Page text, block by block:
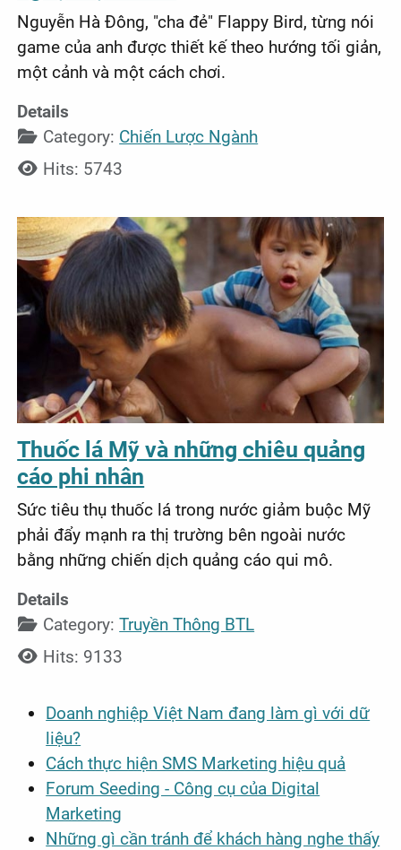
Nguyễn Hà Đông, "cha đẻ" Flappy Bird, từng nói
game của anh được thiết kế theo hướng tối giản,
một cảnh và một cách chơi.
Details
Category: Chiến Lược Ngành
Hits: 5743
Thuốc lá Mỹ và những chiêu quảng
cáo phi nhân
Sức tiêu thụ thuốc lá trong nước giảm buộc Mỹ
phải đẩy mạnh ra thị trường bên ngoài nước
bằng những chiến dịch quảng cáo qui mô.
Details
Category:Truyền Thông BTL
Hits: 9133
Doanh nghiệp Việt Nam đang làm gì với dữ
liệu?
Cách thực hiện SMS Marketing hiệu quả
Forum Seeding - Công cụ của Digital
Marketing
Những gì cần tránh để khách hàng nghe thấy